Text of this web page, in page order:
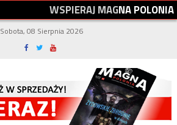
WSPIERAJMAGNAPOLONIA
Sobota, 08 Sierpnia 2026